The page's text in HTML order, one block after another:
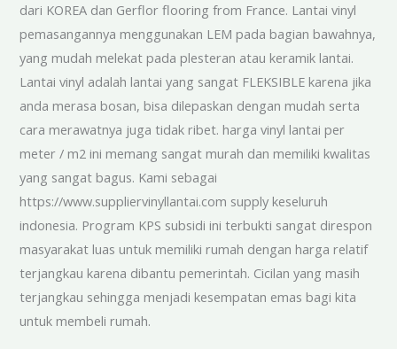
dari KOREA dan Gerflor flooring from France. Lantai vinyl
pemasangannya menggunakan LEM pada bagian bawahnya,
yang mudah melekat pada plesteran atau keramik lantai.
Lantai vinyl adalah lantai yang sangat FLEKSIBLE karena jika
anda merasa bosan, bisa dilepaskan dengan mudah serta
cara merawatnya juga tidak ribet. harga vinyl lantai per
meter / m2 ini memang sangat murah dan memiliki kwalitas
yang sangat bagus. Kami sebagai
https://www.suppliervinyllantai.com supply keseluruh
indonesia. Program KPS subsidi ini terbukti sangat direspon
masyarakat luas untuk memiliki rumah dengan harga relatif
terjangkau karena dibantu pemerintah. Cicilan yang masih
terjangkau sehingga menjadi kesempatan emas bagi kita
untuk membeli rumah.